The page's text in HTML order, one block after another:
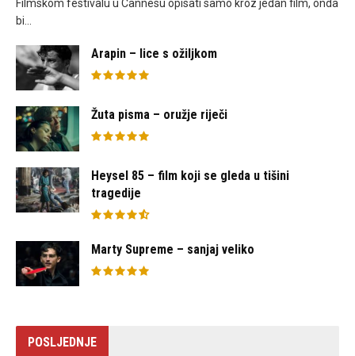
Filmskom festivalu u Cannesu opisati samo kroz jedan film, onda
bi...
Arapin – lice s ožiljkom
Žuta pisma – oružje riječi
Heysel 85 – film koji se gleda u tišini
tragedije
Marty Supreme – sanjaj veliko
POSLJEDNJE